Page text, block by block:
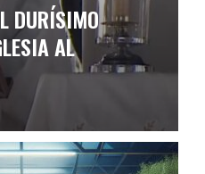
DURÍSIMO
AL